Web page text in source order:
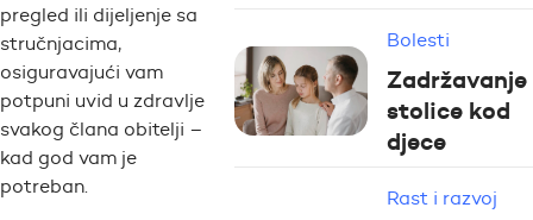
pregled ili dijeljenje sa
stručnjacima,
osiguravajući vam
potpuni uvid u zdravlje
svakog člana obitelji –
kad god vam je
potreban.
Bolesti
Zadržavanje
stolice kod
djece
Rast i razvoj